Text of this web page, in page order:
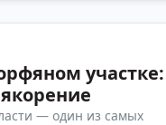
участке:
— один из самых